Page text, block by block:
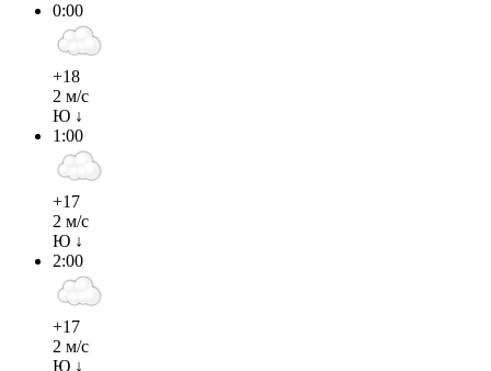
0:00
+18
2 м/с
Ю ↓
1:00
+17
2 м/с
Ю ↓
2:00
+17
2 м/с
Ю ↓